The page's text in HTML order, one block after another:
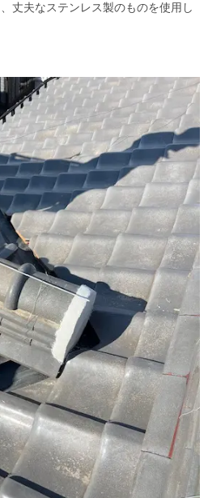
丈夫なステンレス製のものを使用し